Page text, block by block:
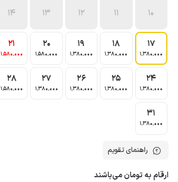
10
11
12
13
14
17
1٬380٬000
18
1٬380٬000
19
1٬380٬000
20
1٬580٬000
21
1٬580٬000
24
1٬380٬000
25
1٬380٬000
26
1٬380٬000
27
1٬380٬000
28
1٬580٬000
31
1٬380٬000
راهنمای تقویم
ارقام به تومان می‌باشند